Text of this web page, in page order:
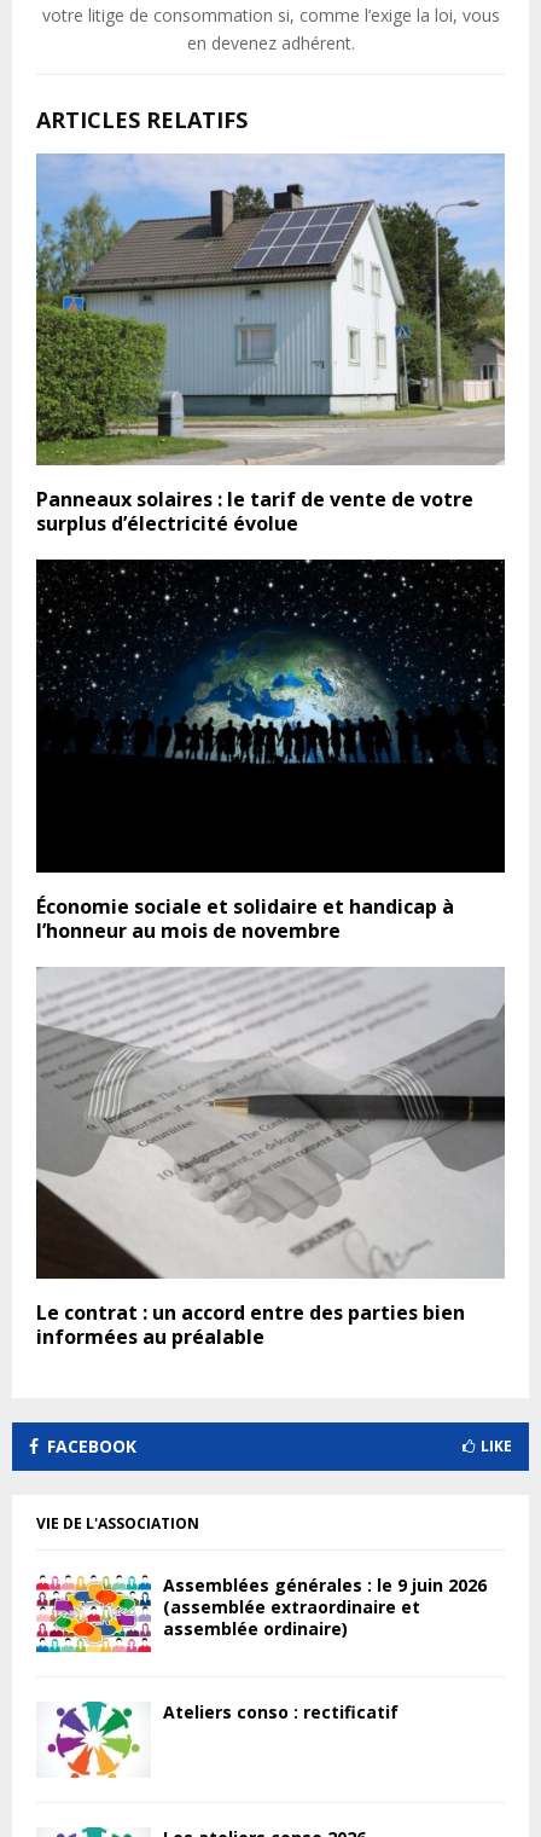
votre litige de consommation si, comme l’exige la loi, vous
en devenez adhérent.
ARTICLES RELATIFS
Panneaux solaires : le tarif de vente de votre
surplus d’électricité évolue
Économie sociale et solidaire et handicap à
l’honneur au mois de novembre
Le contrat : un accord entre des parties bien
informées au préalable
FACEBOOK LIKE
VIE DE L'ASSOCIATION
Assemblées générales : le 9 juin 2026
(assemblée extraordinaire et
assemblée ordinaire)
Ateliers conso : rectificatif